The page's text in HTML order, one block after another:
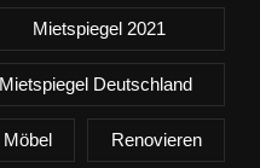
Mietspiegel 2021
Mietspiegel Deutschland
Möbel Renovieren